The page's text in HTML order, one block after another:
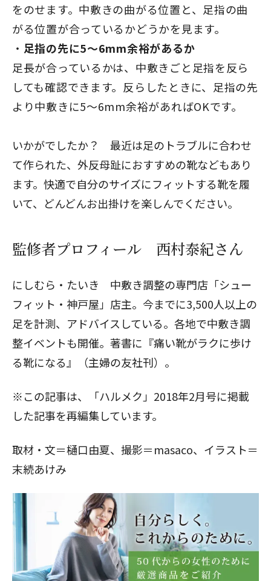
をのせます。中敷きの曲がる位置と、足指の曲
がる位置が合っているかどうかを見ます。
足指の先に5〜6mm余裕があるか
足長が合っているかは、中敷きごと足指を反ら
しても確認できます。反らしたときに、足指の先
より中敷きに5〜6mm余裕があればOKです。
いかがでしたか？ 最近は足のトラブルに合わせ
て作られた、 外反母趾におすすめの靴などもあり
ます。快適で自分のサイズにフィットする靴を履
いて、どんどんお出掛けを楽しんでください。
監修者プロフィール 西村泰紀さん
にしむら・たいき 中敷き調整の専門店「シュー
フィット・神戸屋」店主。今までに3,500人以上の
足を計測、アドバイスしている。各地で中敷き調
整イベントも開催。著書に『痛い靴がラクに歩け
る靴になる』（主婦の友社刊）。
※この記事は、「ハルメク」2018年2月号に掲載
した記事を再編集しています。
取材・文＝樋口由夏、撮影＝masaco、イラスト＝
末続あけみ